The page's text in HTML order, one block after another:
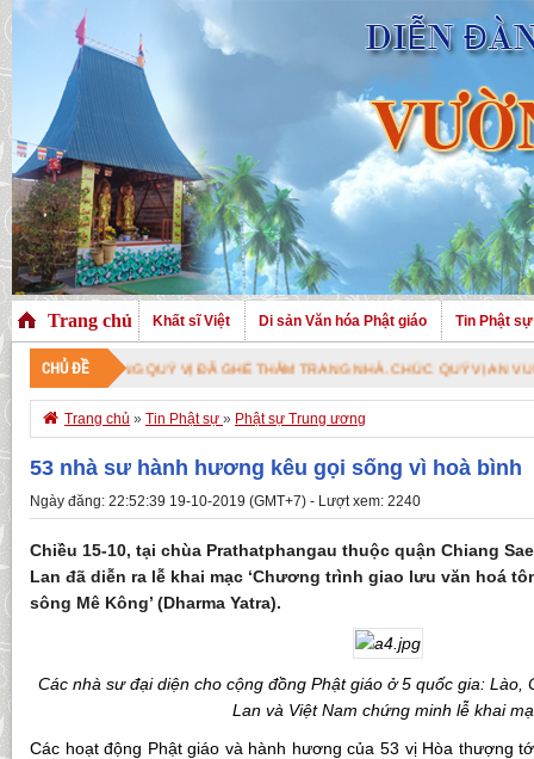
Trang chủ Khất sĩ Việt Di sản Văn hóa Phật giáo Tin Phật sự
CHỦ ĐỀ
MỪNG QUÝ VỊ ĐÃ GHÉ THĂM TRANG NHÀ. CHÚC QUÝ VỊ AN VUI VỚI
 Trang chủ » Tin Phật sự » Phật sự Trung ương
53 nhà sư hành hương kêu gọi sống vì hoà bình
Ngày đăng: 22:52:39 19-10-2019 (GMT+7) - Lượt xem: 2240
Chiều 15-10, tại chùa Prathatphangau thuộc quận Chiang
Lan đã diễn ra lễ khai mạc ‘Chương trình giao lưu văn hoá
sông Mê Kông’ (Dharma Yatra).
Các nhà sư đại diện cho cộng đồng Phật giáo ở 5 quốc gia: Lào,
Lan và Việt Nam chứng minh lễ khai
Các hoạt động Phật giáo và hành hương của 53 vị Hòa thượng